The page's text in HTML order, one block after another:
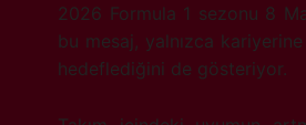
2026 Formula 1 sezonu 8
bu mesaj, yalnızca
hedeflediğini de gösteriyor.